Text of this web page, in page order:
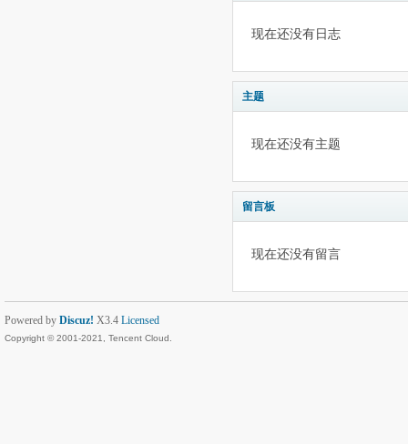
现在还没有日志
主题
现在还没有主题
留言板
现在还没有留言
Powered by Discuz! X3.4 Licensed
Copyright © 2001-2021, Tencent Cloud.